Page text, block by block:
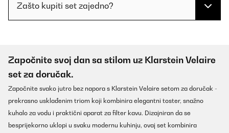
Zašto kupiti set zajedno?
Započnite svoj dan sa stilom uz Klarstein Velaire
set za doručak.
Započnite svako jutro bez napora s Klarstein Velaire setom za doručak -
prekrasno usklađenim triom koji kombinira elegantni toster, snažno
kuhalo za vodu i praktični aparat za filter kavu. Dizajniran da se
besprijekorno uklopi u svaku modernu kuhinju, ovaj set kombinira